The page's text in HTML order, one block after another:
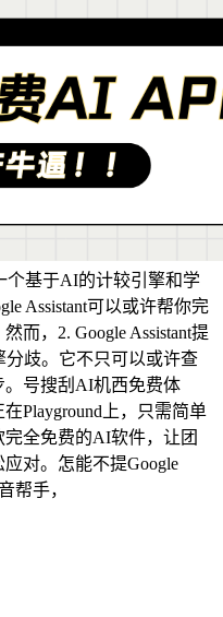
个基于AI的计较引擎和学
Assistant可以或许帮你完
而，2. Google Assistant提
歧。它不只可以或许查
号搜刮AI机西免费体
Playground上，只需简单
全免费的AI软件，让团
对。怎能不提Google
帮手，